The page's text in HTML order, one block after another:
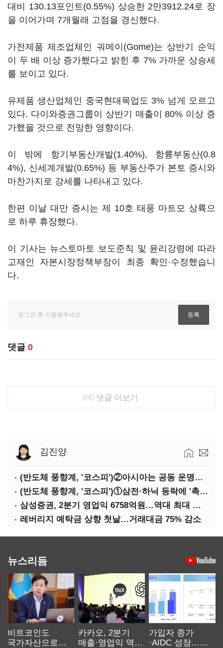
대비 130.13포인트(0.55%) 상승한 2만3912.24로 장
을 이어가며 7개월래 고점을 경신했다.
가전제품 제조업체인 궈메이(Gome)는 상반기 순익
이 두 배 이상 증가했다고 밝힌 후 7% 가까운 상승세
를 보이고 있다.
유제품 생산업체인 중국현대목업도 3% 넘게 오르고
있다. 다이와증권그룹이 상반기 매출이 80% 이상 증
가했을 것으로 전망한 영향이다.
이 밖에 항기부동산개발(1.40%), 항륭부동산(0.8
4%), 신세계개발(0.65%) 등 부동산주가 본토 증시와
마찬가지로 강세를 나타내고 있다.
한편 이날 대만 증시는 제 10호 태풍 마트모 상륙으
로 하루 휴장했다.
이 기사는 뉴스토마토 보도준칙 및 윤리강령에 따라
고재인 자본시장정책부장이 최종 확인·수정했습니
다.
댓글 0
0/0 댓글 더보기
김진양
(반도체 풍향계, '코스피')②아시아는 공동 운명체?…일본·대만도 '동반 출렁'
(반도체 풍향계, '코스피')①삼전·하닉 등락에 '촉각'…코스피·나스닥 '한 몸'
삼성증권, 2분기 영업익 6758억원…역대 최대 경신
레버리지 예탁금 상향 첫날…거래대금 75% 감소
뉴스리듬
비트코인도
국가자산으로…'
카카오, 2분기
매출·영업익 역대
가입자 증가
·AIDC 성장…